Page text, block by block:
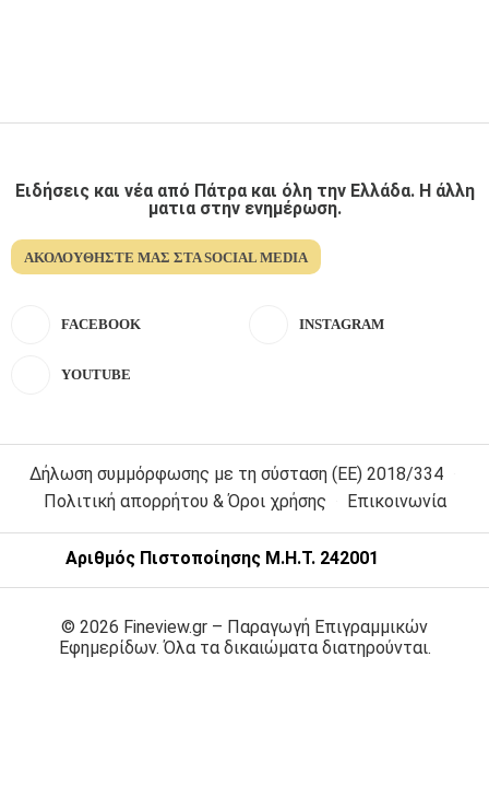
Ειδήσεις και νέα από Πάτρα και όλη την Ελλάδα. Η άλλη
ματια στην ενημέρωση.
ΑΚΟΛΟΥΘΉΣΤΕ ΜΑΣ ΣΤΑ SOCIAL MEDIA
FACEBOOK INSTAGRAM
YOUTUBE
Δήλωση συμμόρφωσης με τη σύσταση (ΕΕ) 2018/334
Πολιτική απορρήτου & Όροι χρήσης
Επικοινωνία
Αριθμός Πιστοποίησης Μ.Η.Τ. 242001
© 2026 Fineview.gr – Παραγωγή Επιγραμμικών
Εφημερίδων. Όλα τα δικαιώματα διατηρούνται.